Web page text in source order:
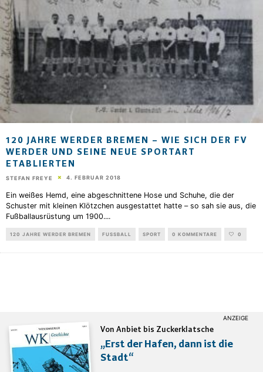
120 JAHRE WERDER BREMEN – WIE SICH DER FV
WERDER UND SEINE NEUE SPORTART
ETABLIERTEN
STEFAN FREYE 4. FEBRUAR 2018
Ein weißes Hemd, eine abgeschnittene Hose und Schuhe, die der
Schuster mit kleinen Klötzchen ausgestattet hatte – so sah sie aus, die
Fußballausrüstung um 1900....
120 JAHRE WERDER BREMEN FUSSBALL SPORT 0 KOMMENTARE 0
Von Anbiet bis Zuckerklatsche
„Erst der Hafen, dann ist die
Stadt“